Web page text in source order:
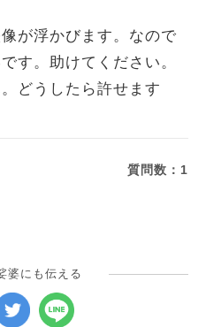
が浮かびます。なので
す。助けてください。
どうしたら許せます
質問数： 1
婆にも伝える